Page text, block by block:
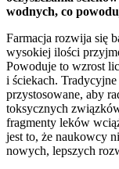
wodnych, co
Farmacja rozwija się
wysokiej ilości
Powoduje to wzrost
i ściekach.
przystosowane, aby
toksycznych
fragmenty leków
jest to, że naukowcy
nowych, lepszych